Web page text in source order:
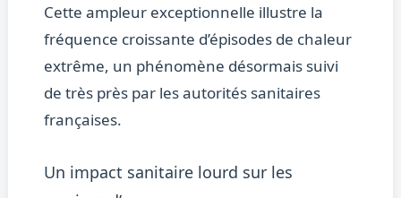
Cette ampleur exceptionnelle illustre la
fréquence croissante d’épisodes de chaleur
extrême, un phénomène désormais suivi
de très près par les autorités sanitaires
françaises.
Un impact sanitaire lourd sur les